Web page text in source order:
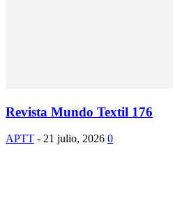
Revista Mundo Textil 176
APTT - 21 julio, 2026 0